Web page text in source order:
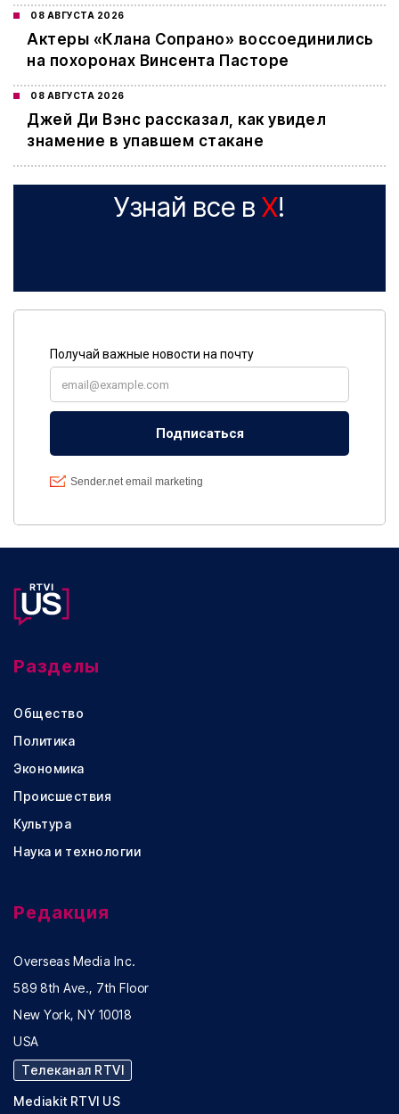
08 АВГУСТА 2026
Актеры «Клана Сопрано» воссоединились
на похоронах Винсента Пасторе
08 АВГУСТА 2026
Джей Ди Вэнс рассказал, как увидел
знамение в упавшем стакане
Узнай все в X!
Разделы
Общество
Политика
Экономика
Происшествия
Культура
Наука и технологии
Редакция
Overseas Media Inc.
589 8th Ave., 7th Floor
New York, NY 10018
USA
Телеканал RTVI
Mediakit RTVI US